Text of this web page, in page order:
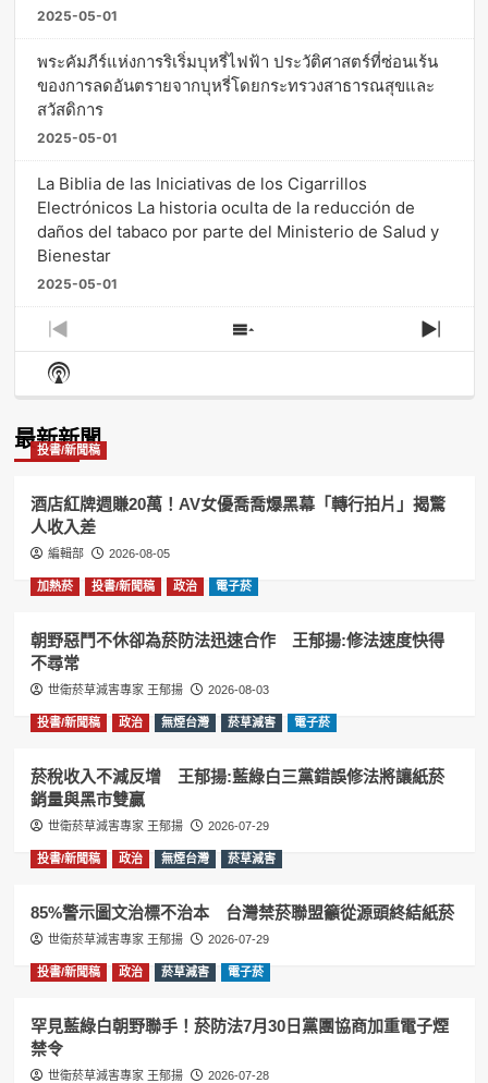
2025-05-01
พระคัมภีร์แห่งการริเริ่มบุหรี่ไฟฟ้า ประวัติศาสตร์ที่ซ่อนเร้น
ของการลดอันตรายจากบุหรี่โดยกระทรวงสาธารณสุขและ
สวัสดิการ
2025-05-01
La Biblia de las Iniciativas de los Cigarrillos
Electrónicos La historia oculta de la reducción de
daños del tabaco por parte del Ministerio de Salud y
Bienestar
2025-05-01
Previous
Episode
Show
Episodes
Next
Show
Podcast
最新新聞
投書/新聞稿
酒店紅牌週賺20萬！AV女優喬喬爆黑幕「轉行拍片」揭驚
人收入差
編輯部 2026-08-05
加熱菸 投書/新聞稿 政治 電子菸
朝野惡鬥不休卻為菸防法迅速合作 王郁揚:修法速度快得
不尋常
世衛菸草減害專家 王郁揚 2026-08-03
投書/新聞稿 政治 無煙台灣 菸草減害 電子菸
菸稅收入不減反增 王郁揚:藍綠白三黨錯誤修法將讓紙菸
銷量與黑市雙贏
世衛菸草減害專家 王郁揚 2026-07-29
投書/新聞稿 政治 無煙台灣 菸草減害
85%警示圖文治標不治本 台灣禁菸聯盟籲從源頭終結紙菸
世衛菸草減害專家 王郁揚 2026-07-29
投書/新聞稿 政治 菸草減害 電子菸
罕見藍綠白朝野聯手！菸防法7月30日黨團協商加重電子煙
禁令
世衛菸草減害專家 王郁揚 2026-07-28